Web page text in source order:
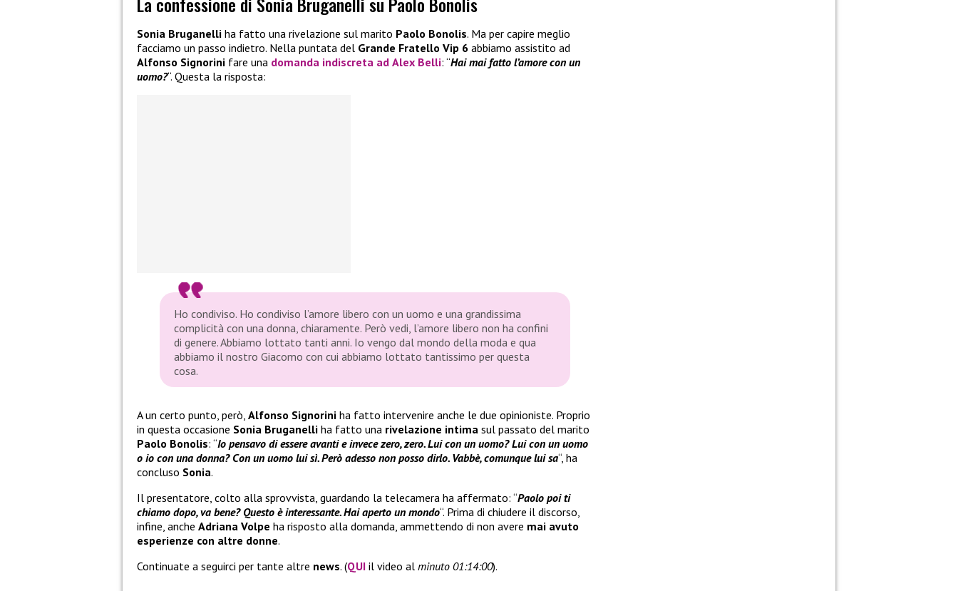
Sonia Bruganelli ha fatto una rivelazione sul marito Paolo Bonolis. Ma per capire meglio
facciamo un passo indietro. Nella puntata del Grande Fratello Vip 6 abbiamo assistito ad
Alfonso Signorini fare una domanda indiscreta ad Alex Belli: “Hai mai fatto l’amore con un
uomo?“. Questa la risposta:
Ho condiviso. Ho condiviso l’amore libero con un uomo e una grandissima
complicità con una donna, chiaramente. Però vedi, l’amore libero non ha confini
di genere. Abbiamo lottato tanti anni. Io vengo dal mondo della moda e qua
abbiamo il nostro Giacomo con cui abbiamo lottato tantissimo per questa
cosa.
A un certo punto, però, Alfonso Signorini ha fatto intervenire anche le due opinioniste. Proprio
in questa occasione Sonia Bruganelli ha fatto una rivelazione intima sul passato del marito
Paolo Bonolis: “Io pensavo di essere avanti e invece zero, zero. Lui con un uomo? Lui con un uomo
o io con una donna? Con un uomo lui sì. Però adesso non posso dirlo. Vabbè, comunque lui sa“, ha
concluso Sonia.
Il presentatore, colto alla sprovvista, guardando la telecamera ha affermato: “Paolo poi ti
chiamo dopo, va bene? Questo è interessante. Hai aperto un mondo“. Prima di chiudere il discorso,
infine, anche Adriana Volpe ha risposto alla domanda, ammettendo di non avere mai avuto
esperienze con altre donne.
Continuate a seguirci per tante altre news. (QUI il video al minuto 01:14:00).